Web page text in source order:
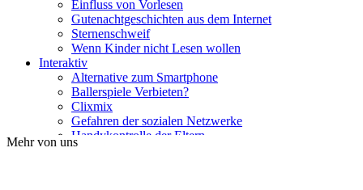
Einfluss von Vorlesen
Gutenachtgeschichten aus dem Internet
Sternenschweif
Wenn Kinder nicht Lesen wollen
Interaktiv
Alternative zum Smartphone
Ballerspiele Verbieten?
Clixmix
Gefahren der sozialen Netzwerke
Handykontrolle der Eltern
Ist mein Kind Handysüchtig?
Mehr von uns